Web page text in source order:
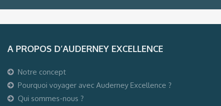
A PROPOS D’AUDERNEY EXCELLENCE
Notre concept
Pourquoi voyager avec Auderney Excellence ?
Qui sommes-nous ?